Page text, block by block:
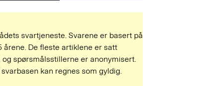
svartjeneste. Svarene er basert på
årene. De fleste artiklene er satt
spørsmålsstillerne er anonymisert.
kan regnes som gyldig.